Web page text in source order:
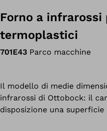
Forno a
termoplastici
701E43 Parco macchine
Il modello di medie
infrarossi di Ottobock: il
disposizione una